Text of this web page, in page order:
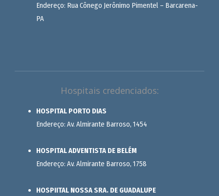
Endereço: Rua Cônego Jerônimo Pimentel – Barcarena-
PA
Hospitais credenciados:
HOSPITAL PORTO DIAS
Endereço: Av. Almirante Barroso, 1454
HOSPITAL ADVENTISTA DE BELÉM
Endereço: Av. Almirante Barroso, 1758
HOSPIITAL NOSSA SRA. DE GUADALUPE